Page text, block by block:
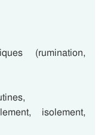
(rumination,
isolement,